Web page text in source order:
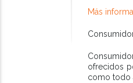
Más
ofrecidos
como todo